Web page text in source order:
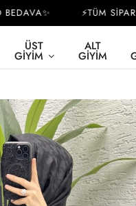
⚡TÜM
ÜST
GIYIM
ALT
GIYIM